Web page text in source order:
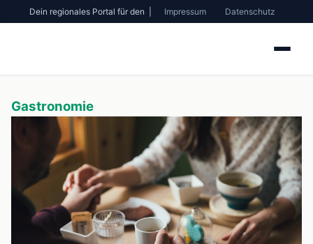
Dein regionales Portal für den | Impressum Datenschutz
Gastronomie